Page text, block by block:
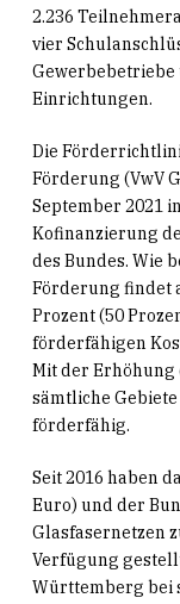
2.236
vier
Gewerbebetriebe
Einrichtungen.
Die
Förderung (VwV
September 2021
Kofinanzierung
des Bundes. Wie
Förderung findet
Prozent (50
förderfähigen
Mit der
sämtliche
förderfähig.
Seit 2016 haben
Euro) und der
Glasfasernetzen
Verfügung
Württemberg bei